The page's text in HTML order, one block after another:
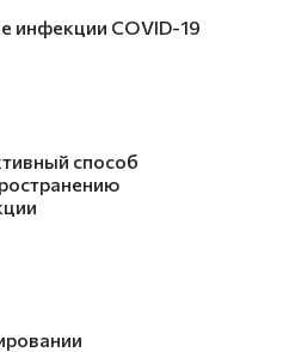
инфекции COVID-19
способ